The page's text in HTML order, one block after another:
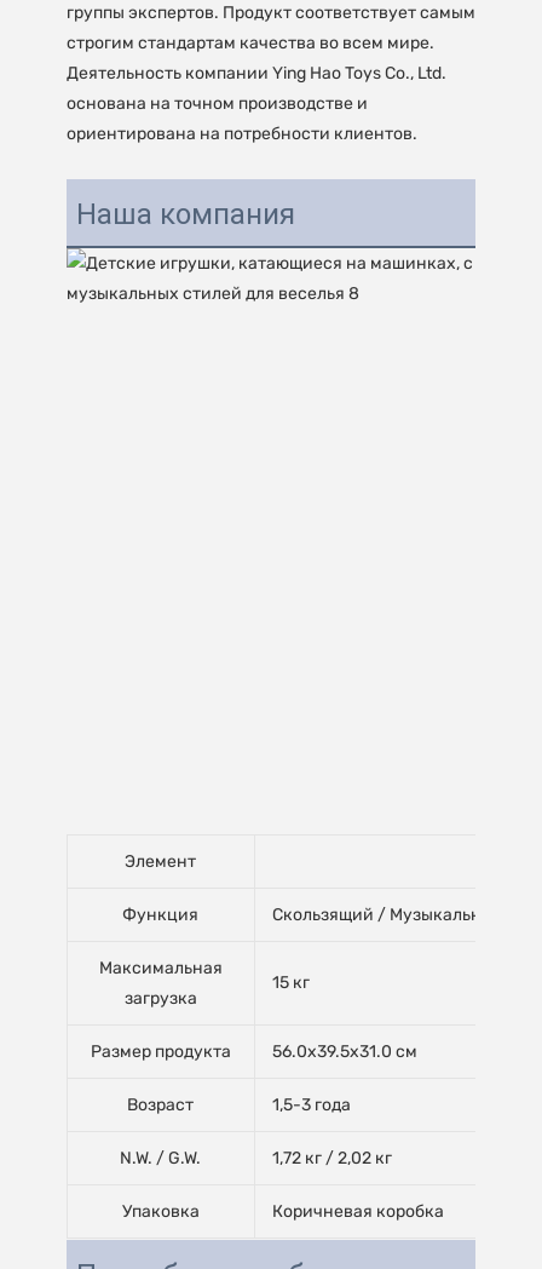
группы экспертов. Продукт соответствует самым
строгим стандартам качества во всем мире.
Деятельность компании Ying Hao Toys Co., Ltd.
основана на точном производстве и
ориентирована на потребности клиентов.
Наша компания
Элемент
Функция Скользящий / Музыкальный /
Максимальная
загрузка
15 кг
Размер продукта 56.0x39.5x31.0 см
Возраст 1,5-3 года
N.W. / G.W. 1,72 кг / 2,02 кг
Упаковка Коричневая коробка